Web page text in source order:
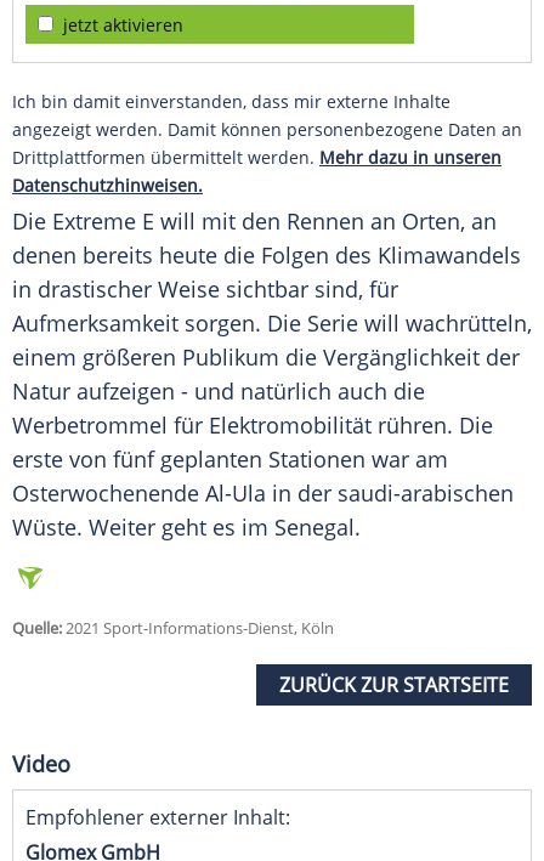
jetzt aktivieren
Ich bin damit einverstanden, dass mir externe Inhalte
angezeigt werden. Damit können personenbezogene Daten an
Drittplattformen übermittelt werden. Mehr dazu in unseren
Datenschutzhinweisen.
Die Extreme E will mit den Rennen an Orten, an
denen bereits heute die Folgen des Klimawandels
in drastischer Weise sichtbar sind, für
Aufmerksamkeit sorgen. Die Serie will wachrütteln,
einem größeren Publikum die Vergänglichkeit der
Natur aufzeigen - und natürlich auch die
Werbetrommel für Elektromobilität rühren. Die
erste von fünf geplanten Stationen war am
Osterwochenende Al-Ula in der saudi-arabischen
Wüste. Weiter geht es im Senegal.
Quelle:2021 Sport-Informations-Dienst, Köln
ZURÜCK ZUR STARTSEITE
Video
Empfohlener externer Inhalt:
Glomex GmbH